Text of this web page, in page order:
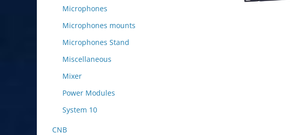
Microphones
Microphones mounts
Microphones Stand
Miscellaneous
Mixer
Power Modules
System 10
CNB